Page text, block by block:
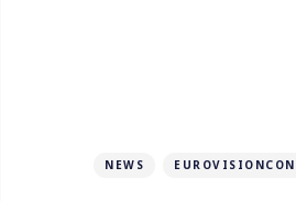
NEWS